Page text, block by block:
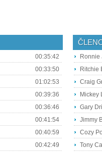
00:35:42
00:33:50
01:02:53
00:39:36
00:36:46
00:41:54
00:40:59
00:42:49
Ronnie
Ritchie
Craig
Mickey
Gary
Jimmy
Cozy
Tony